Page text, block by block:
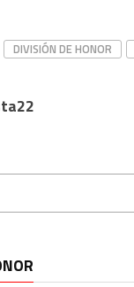
DIVISIÓN DE HONOR